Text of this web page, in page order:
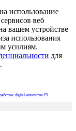
использование
веб
вашем устройстве
использования
усилиям.
для
digital-агентство F5